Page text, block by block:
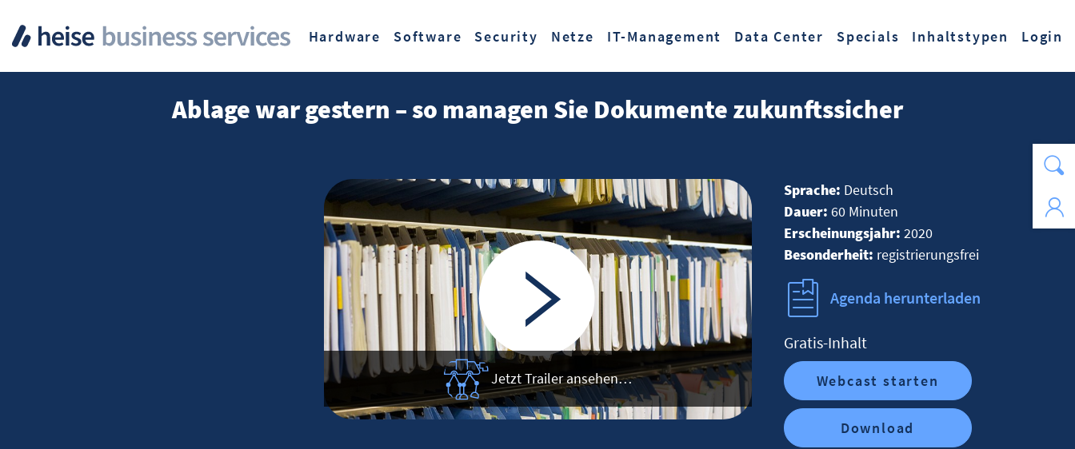
Hardware
Software Security Netze IT-Management Data Center Specials Inhaltstypen Login
Ablage war gestern – so managen Sie Dokumente zukunftssicher
Jetzt Trailer ansehen…
Sprache: Deutsch
Dauer: 60 Minuten
Erscheinungsjahr: 2020
Besonderheit: registrierungsfrei
Agenda herunterladen
Gratis-Inhalt
Webcast starten
Download